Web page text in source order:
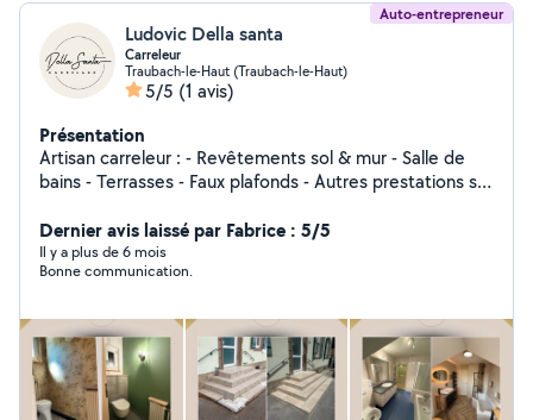
Auto-entrepreneur
Ludovic Della santa
Carreleur
Traubach-le-Haut (Traubach-le-Haut)
5/5 (1 avis)
Présentation
Artisan carreleur : - Revêtements sol & mur - Salle de
bains - Terrasses - Faux plafonds - Autres prestations sur
Dernier avis laissé par Fabrice : 5/5
Il y a plus de 6 mois
Bonne communication.